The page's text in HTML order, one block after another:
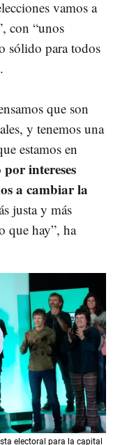
vamos a
con “unos
sólido para todos
que son
y tenemos una
estamos en
por intereses
a cambiar la
justa y más
que hay”, ha
electoral para la capital